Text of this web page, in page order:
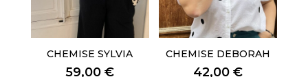
CHEMISE SYLVIA
59,00€
CHEMISE DEBORAH
42,00€